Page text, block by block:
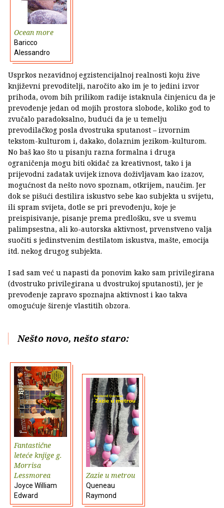
Ocean more
Baricco
Alessandro
Usprkos nezavidnoj egzistencijalnoj realnosti koju žive
književni prevoditelji, naročito ako im je to jedini izvor
prihoda, ovom bih prilikom radije istaknula činjenicu da je
prevođenje jedan od mojih prostora slobode, koliko god to
zvučalo paradoksalno, budući da je u temelju
prevodilačkog posla dvostruka sputanost – izvornim
tekstom-kulturom i, dakako, dolaznim jezikom-kulturom.
No baš kao što u pisanju razna formalna i druga
ograničenja mogu biti okidač za kreativnost, tako i ja
prijevodni zadatak uvijek iznova doživljavam kao izazov,
mogućnost da nešto novo spoznam, otkrijem, naučim. Jer
dok se pišući destilira iskustvo sebe kao subjekta u svijetu,
ili spram svijeta, dotle se pri prevođenju, koje je
preispisivanje, pisanje prema predlošku, sve u svemu
palimpsestna, ali ko-autorska aktivnost, prvenstveno valja
suočiti s jedinstvenim destilatom iskustva, mašte, emocija
itd. nekog drugog subjekta.
I sad sam već u napasti da ponovim kako sam privilegirana
(dvostruko privilegirana u dvostrukoj sputanosti), jer je
prevođenje zapravo spoznajna aktivnost i kao takva
omogućuje širenje vlastitih obzora.
Nešto novo, nešto staro:
Fantastične
leteće knjige g.
Morrisa
Lessmorea
Joyce William
Edward
Zazie u metrou
Queneau
Raymond